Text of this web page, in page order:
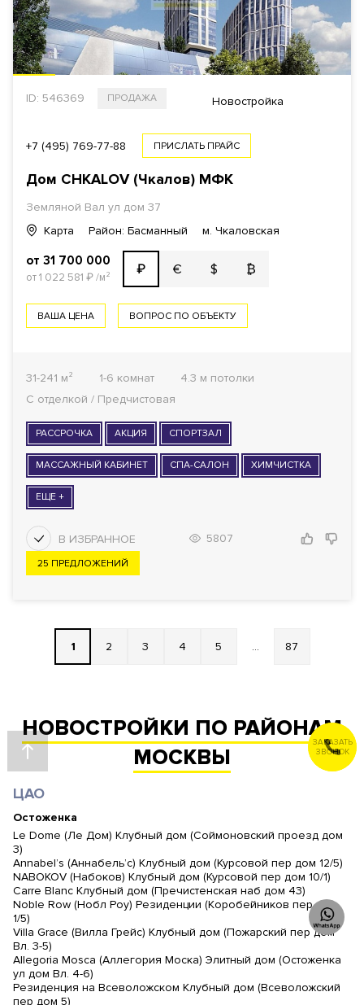
ID: 546369 ПРОДАЖА Новостройка
+7 (495) 769-77-88 ПРИСЛАТЬ ПРАЙС
Дом CHKALOV (Чкалов) МФК
Земляной Вал ул дом 37
Карта
Район: Басманный м. Чкаловская
от 31 700 000
от 1 022 581 ₽/м² ₽ € $ ₿
ВАША ЦЕНА ВОПРОС ПО ОБЪЕКТУ
31-241 м² 1-6 комнат
4.3 м потолки
С отделкой / Предчистовая
РАССРОЧКА АКЦИЯ СПОРТЗАЛ
МАССАЖНЫЙ КАБИНЕТ СПА-САЛОН ХИМЧИСТКА
ЕЩЕ +
5807
25 ПРЕДЛОЖЕНИЙ
1 2 3 4 5 ... 87
НОВОСТРОЙКИ ПО РАЙОНАМ
МОСКВЫ
ЦАО
Остоженка
Le Dome (Ле Дом) Клубный дом (Соймоновский проезд дом
3)
Annabel’s (Аннабель’с) Клубный дом (Курсовой пер дом 12/5)
NABOKOV (Набоков) Клубный дом (Курсовой пер дом 10/1)
Carre Blanc Клубный дом (Пречистенская наб дом 43)
Noble Row (Нобл Роу) Резиденции (Коробейников пер дом
1/5)
Villa Grace (Вилла Грейс) Клубный дом (Пожарский пер дом
Вл. 3-5)
Allegoria Mosca (Аллегория Моска) Элитный дом (Остоженка
ул дом Вл. 4-6)
Резиденция на Всеволожском Клубный дом (Всеволожский
пер дом 5)
ЗАКАЗАТЬ
ЗВОНОК